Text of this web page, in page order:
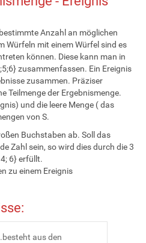
Anzahl an möglichen
Würfeln mit einem Würfel sind es
können. Diese kann man in
zusammenfassen. Ein Ereignis
zusammen. Präziser
Teilmenge der Ergebnismenge.
und die leere Menge ( das
von S.
Buchstaben ab. Soll das
Zahl sein, so wird dies durch die 3
6} erfüllt.
zu einem Ereignis
aus den